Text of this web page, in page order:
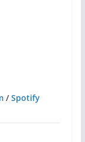
/Spotify